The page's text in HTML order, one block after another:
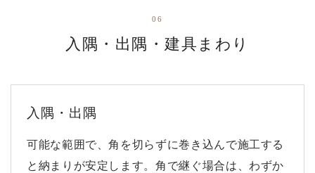
06
入隅・出隅・建具まわり
入隅・出隅
可能な範囲で、角を切らずに巻き込んで施工する
と納まりが安定します。角で継ぐ場合は、わずか